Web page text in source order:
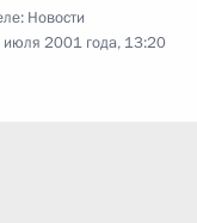
Новости
2001 года, 13:20